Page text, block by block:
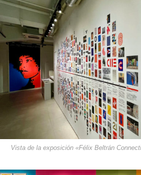
Vista de la exposición «Félix Beltrán